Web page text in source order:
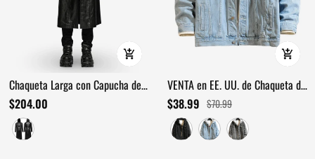
Chaqueta Larga con Capucha de
Cuero Sintético Gótica Negra para
Hombre
$204.00
VENTA en EE. UU. de Chaqueta de
Mezclilla para Hombre con
Capucha Desmontable / Chaqueta
Clásica de Jean de Color Sólido
$38.99 $70.99